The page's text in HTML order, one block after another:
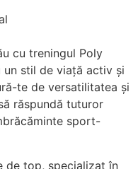
cu treningul Poly
un stil de viață activ și
te de versatilitatea și
răspundă tuturor
sport-
de top, specializat în